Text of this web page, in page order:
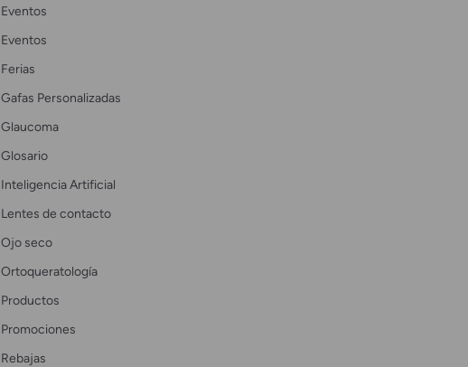
Eventos
Eventos
Ferias
Gafas Personalizadas
Glaucoma
Glosario
Inteligencia Artificial
Lentes de contacto
Ojo seco
Ortoqueratología
Productos
Promociones
Rebajas